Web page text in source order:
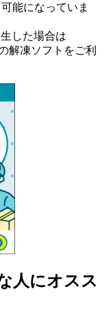
能になっていま
した場合は
解凍ソフトをご利
人にオスス